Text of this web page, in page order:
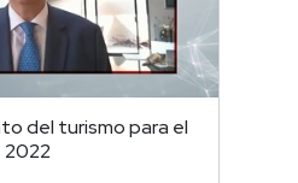
del turismo para el
2022